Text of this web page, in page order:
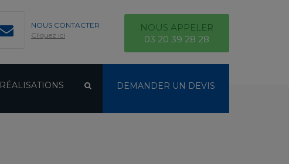
NOUS CONTACTER
Cliquez ici
NOUS APPELER
03 20 39 28 28
RÉALISATIONS DEMANDER UN DEVIS